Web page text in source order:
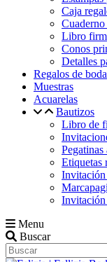
Caja
Libro
Conos
Detalles
Regalos de boda
Muestras
Acuarelas
Bautizos
Libro de
Etiquetas
Menu
Buscar